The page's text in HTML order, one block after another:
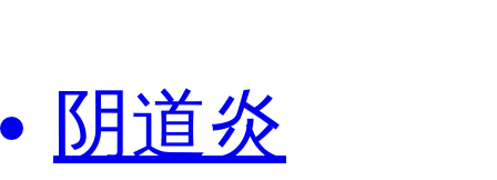
阴道炎